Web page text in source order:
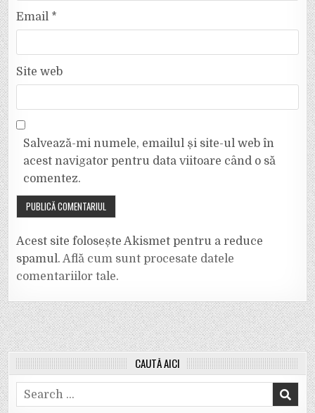
Email *
Site web
Salvează-mi numele, emailul și site-ul web în
acest navigator pentru data viitoare când o să
comentez.
Acest site folosește Akismet pentru a reduce
spamul.Află cum sunt procesate datele
comentariilor tale.
CAUTĂ AICI
Search
for: